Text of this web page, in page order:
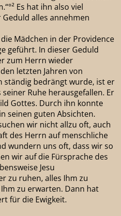
Es hat ihn also viel
alles annehmen
Mädchen in der Providence
geführt. In dieser Geduld
zum Herrn wieder
letzten Jahren von
ständig bedrängt wurde, ist er
Ruhe herausgefallen. Er
Gottes. Durch ihn konnte
seinen guten Absichten.
wir nicht allzu oft, auch
des Herrn auf menschliche
wundern uns oft, dass wir so
wir auf die Fürsprache des
Jesu
zu ruhen, alles Ihm zu
zu erwarten. Dann hat
für die Ewigkeit.